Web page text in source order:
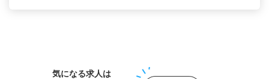
気になる求人は